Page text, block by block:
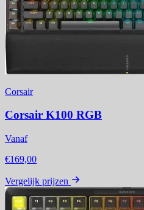
Corsair
Corsair K100 RGB
Vanaf
€169,00
Vergelijk prijzen